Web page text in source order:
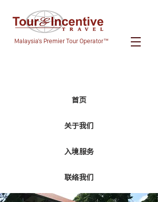
Malaysia's Premier Tour Operator™
首页
关于我们
入境服务
联络我们